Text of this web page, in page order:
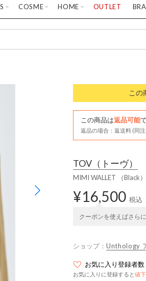
COSME HOME OUTLET
この
この商品は返品可能
返品の場合：返送料 (同
TOV （トーヴ）
MIMI WALLET （Black）
¥16,500 税込
クーポンを使えばさらに
ショップ： Unthology
お気に入り登録者数
お気に入りに登録すると値